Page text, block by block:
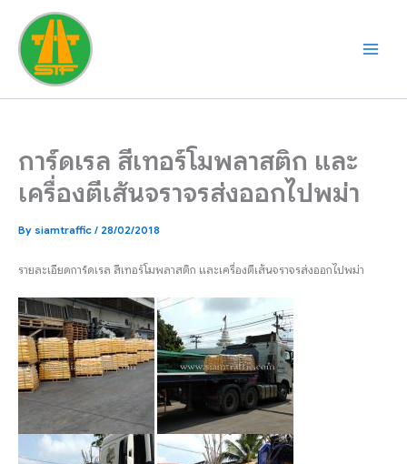
content
การ์ดเรล สีเทอร์โมพลาสติก และ
เครื่องตีเส้นจราจรส่งออกไปพม่า
By siamtraffic / 28/02/2018
รายละเอียดการ์ดเรล สีเทอร์โมพลาสติก และเครื่องตีเส้นจราจรส่งออกไปพม่า